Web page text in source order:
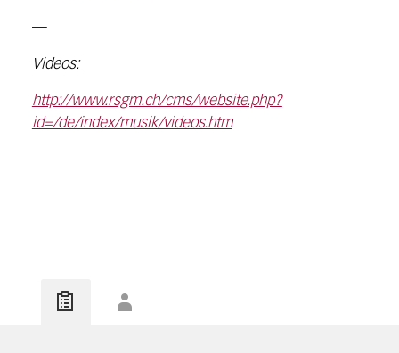
—
Videos:
http://www.rsgm.ch/cms/website.php?
id=/de/index/musik/videos.htm